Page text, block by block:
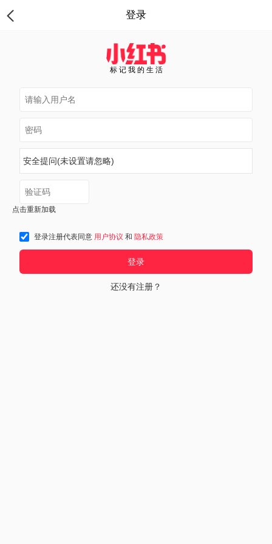
登录
标 记 我 的 生 活
安全提问(未设置请忽略)
点击重新加载
登录注册代表同意 用户协议 和 隐私政策
登录
还没有注册？